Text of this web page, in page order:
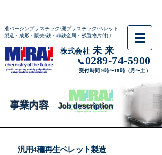
准バージンプラスチック/廃プラスチック/ペレット
製造・成形・販売/鉄・非鉄金属・残置物片付け
株式会社 未 来
📞0289-74-5900
受付時間 9時〜18時（月〜土）
事業内容Job description
汎用4種再生ペレット製造